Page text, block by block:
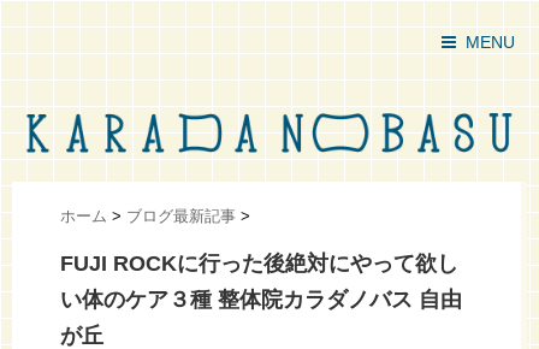
MENU
ホーム > ブログ最新記事 >
FUJI ROCKに行った後絶対にやって欲し
い体のケア３種 整体院カラダノバス 自由
が丘